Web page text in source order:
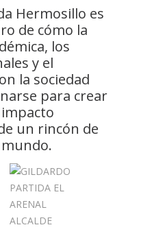
Hermosillo es
de cómo la
los
y el
la sociedad
para crear
un rincón de
mundo.